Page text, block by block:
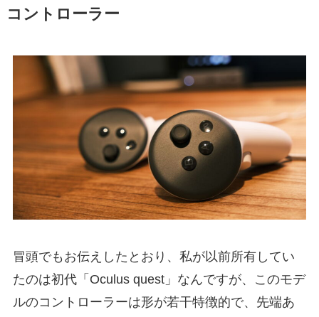
コントローラー
冒頭でもお伝えしたとおり、私が以前所有してい
たのは初代「Oculus quest」なんですが、このモデ
ルのコントローラーは形が若干特徴的で、先端あ